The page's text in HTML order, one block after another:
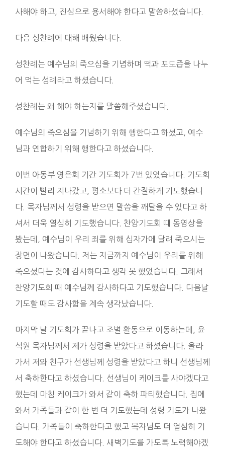
사해야 하고, 진심으로 용서해야 한다고 말씀하셨습니다.
다음 성찬례에 대해 배웠습니다.
성찬례는 예수님의 죽으심을 기념하며 떡과 포도즙을 나누
어 먹는 성례라고 하셨습니다.
성찬례는 왜 해야 하는지를 말씀해주셨습니다.
예수님의 죽으심을 기념하기 위해 행한다고 하셨고, 예수
님과 연합하기 위해 행한다고 하셨습니다.
이번 아동부 영은회 기간 기도회가 7번 있었습니다. 기도회
시간이 빨리 지나갔고, 평소보다 더 간절하게 기도했습니
다. 목자님께서 성령을 받으면 말씀을 깨달을 수 있다고 하
셔서 더욱 열심히 기도했습니다. 찬양기도회 때 동영상을
봤는데, 예수님이 우리 죄를 위해 십자가에 달려 죽으시는
장면이 나왔습니다. 저는 지금까지 예수님이 우리를 위해
죽으셨다는 것에 감사하다고 생각 못 했었습니다. 그래서
찬양기도회 때 예수님께 감사하다고 기도했습니다. 다음날
기도할 때도 감사함을 계속 생각났습니다.
마지막 날 기도회가 끝나고 조별 활동으로 이동하는데, 윤
석원 목자님께서 제가 성령을 받았다고 하셨습니다. 올라
가서 저와 친구가 선생님께 성령을 받았다고 하니 선생님께
서 축하한다고 하셨습니다. 선생님이 케이크를 사야겠다고
했는데 마침 케이크가 와서 같이 축하 파티했습니다. 집에
와서 가족들과 같이 한 번 더 기도했는데 성령 기도가 나왔
습니다. 가족들이 축하한다고 했고 목자님도 더 열심히 기
도해야 한다고 하셨습니다. 새벽기도를 가도록 노력해야겠